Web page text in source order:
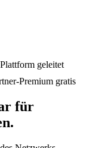
geleitet
Premium gratis
für